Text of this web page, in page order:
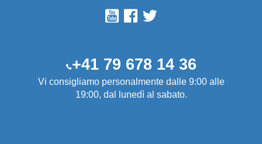
+41 79 678 14 36
Vi consigliamo personalmente dalle 9:00 alle
19:00, dal lunedì al sabato.